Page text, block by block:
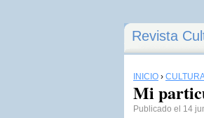
Revista
INICIO ›
Mi
Publicado el 14